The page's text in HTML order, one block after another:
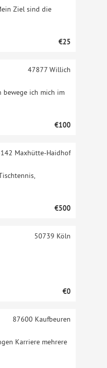
Ziel sind die
€25
bewege ich mich im
47877Willich
€100
Maxhütte-Haidhof
€500
50739 Köln
€0
Karriere mehrere
87600 Kaufbeuren